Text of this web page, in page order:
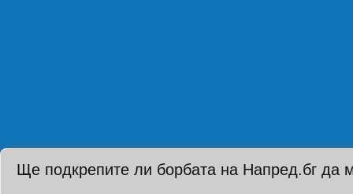
Ще подкрепите ли борбата на Напред.бг да